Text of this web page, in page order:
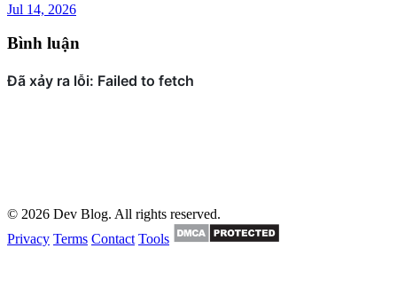
Jul 14, 2026
Bình luận
© 2026 Dev Blog. All rights reserved.
Privacy Terms Contact Tools